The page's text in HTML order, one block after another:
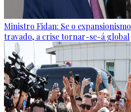
Ministro Fidan: Se o
travado, a crise tornar-se-á global